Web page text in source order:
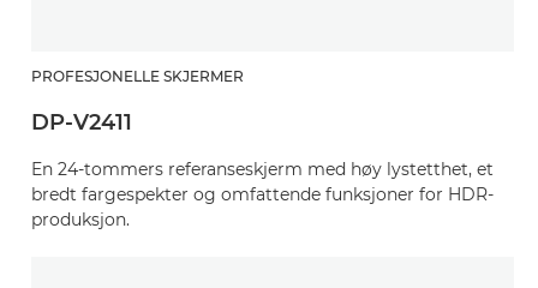
PROFESJONELLE SKJERMER
DP-V2411
En 24-tommers referanseskjerm med høy lystetthet, et
bredt fargespekter og omfattende funksjoner for HDR-
produksjon.